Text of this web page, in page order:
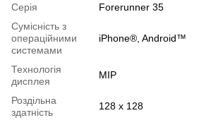
Серія
Forerunner 35
Сумісність з
операційними
системами
iPhone®, Android™
Технологія
дисплея
MIP
Роздільна
здатність
128 x 128